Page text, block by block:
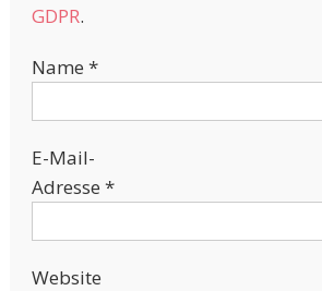
GDPR.
Name *
E-Mail-
Adresse *
Website